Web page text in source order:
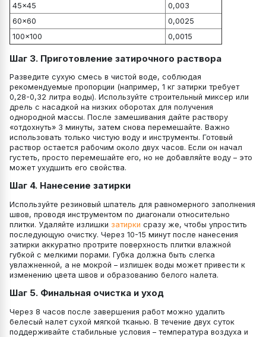
45×45
0,003
60×60
0,0025
100×100
0,0015
Шаг 3. Приготовление затирочного раствора
Разведите сухую смесь в чистой воде, соблюдая
рекомендуемые пропорции (например, 1 кг затирки требует
0,28-0,32 литра воды). Используйте строительный миксер или
дрель с насадкой на низких оборотах для получения
однородной массы. После замешивания дайте раствору
«отдохнуть» 3 минуты, затем снова перемешайте. Важно
использовать только чистую воду и инструменты. Готовый
раствор остается рабочим около двух часов. Если он начал
густеть, просто перемешайте его, но не добавляйте воду – это
может ухудшить его свойства.
Шаг 4. Нанесение затирки
Используйте резиновый шпатель для равномерного заполнения
швов, проводя инструментом по диагонали относительно
плитки. Удаляйте излишки затирки сразу же, чтобы упростить
последующую очистку. Через 10-15 минут после нанесения
затирки аккуратно протрите поверхность плитки влажной
губкой с мелкими порами. Губка должна быть слегка
увлажненной, а не мокрой – излишек воды может привести к
изменению цвета швов и образованию белого налета.
Шаг 5. Финальная очистка и уход
Через 8 часов после завершения работ можно удалить
белесый налет сухой мягкой тканью. В течение двух суток
поддерживайте стабильные условия – температура воздуха и